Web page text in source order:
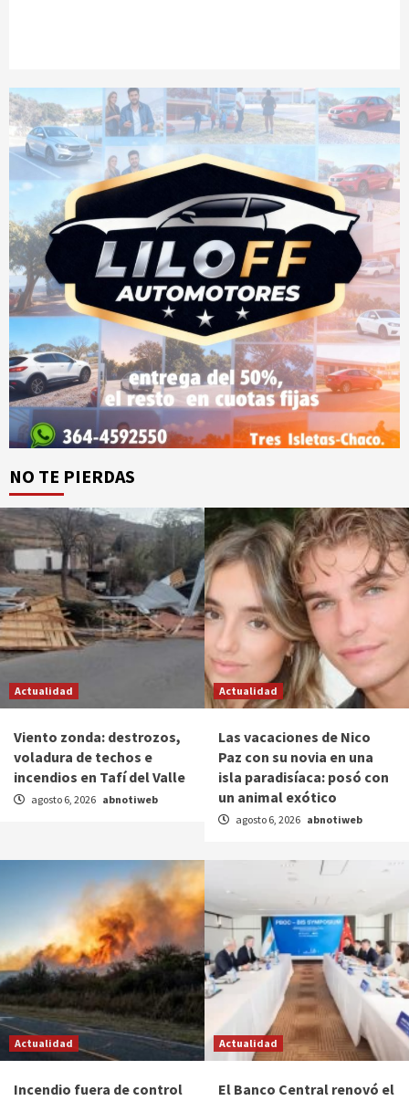
NO TE PIERDAS
Actualidad
Viento zonda: destrozos,
voladura de techos e
incendios en Tafí del Valle
agosto 6, 2026 abnotiweb
Actualidad
Las vacaciones de Nico
Paz con su novia en una
isla paradisíaca: posó con
un animal exótico
agosto 6, 2026 abnotiweb
Actualidad
Incendio fuera de control
Actualidad
El Banco Central renovó el